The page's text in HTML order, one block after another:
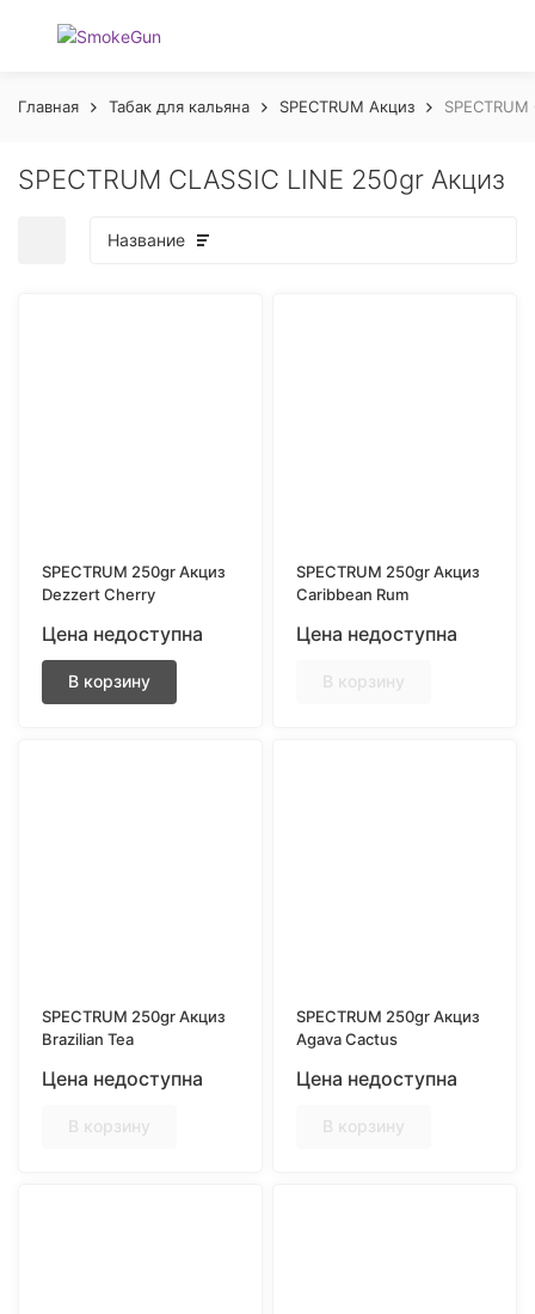
Главная Табак для кальяна SPECTRUM Акциз
SPECTRUM CLASSIC LINE 250gr Акциз
Название
SPECTRUM 250gr Акциз
Dezzert Cherry
Цена недоступна
В корзину
SPECTRUM 250gr Акциз
Caribbean Rum
Цена недоступна
В корзину
SPECTRUM 250gr Акциз
Brazilian Tea
Цена недоступна
В корзину
SPECTRUM 250gr Акциз
Agava Cactus
Цена недоступна
В корзину